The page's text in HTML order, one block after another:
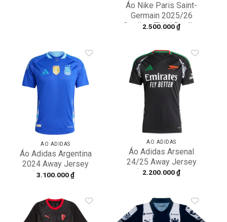
Áo Nike Paris Saint-
Germain 2025/26
Stadium Third Replica
2.500.000₫
Add to
wishlist
ÁO ADIDAS
Áo Adidas Argentina
2024 Away Jersey
‘Blue’ IP8384
3.100.000₫
Add to
wishlist
ÁO ADIDAS
Áo Adidas Arsenal
24/25 Away Jersey
‘Black’ IT6148
2.200.000₫